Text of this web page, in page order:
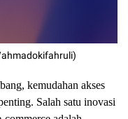
kemudahan akses
Salah satu inovasi